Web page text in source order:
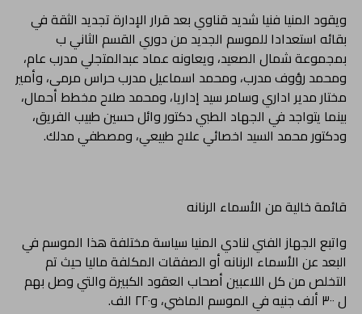
ويقود المنيا فنيا شديد قناوي بعد قرار الإدارة تجديد الثقة في
بقائه استعدادا للموسم الجديد من دوري القسم الثاني ب
بمجموعة شمال الصعيد، ويعاونه عماد عبدالمتجلي مدرب عام،
ومحمد رؤوف مدرب، ومحمد اسماعيل مدرب حراس مرمى، وأمير
مختار مدير اداري وسامر سيد إداريا، ومحمد صلاح مخطط أحمال،
بينما يتواجد في الجهاد الطبي دكتور وائل حسين طبيب الفريق،
ودكتور محمد السيد اخصائي علاج طبيعي، ومصطفي مدلك.
قائمة خالية من الأسماء الرنانه
واتبع الجهاز الفني لنادي المنيا سياسة مختلفة هذا الموسم في
البعد عن الأسماء الرنانه أو الصفقات المكلفة ماليا حيث تم
التخلص من كل اللاعبين أصحاب العقود الكبيرة والتي وصل بهم
ل ٣٠٠ ألف جنيه في الموسم الماضي، و٢٢٠ الف.